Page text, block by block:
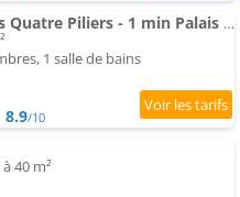
Appartement Les Quatre Piliers - 1 min Palais Jacques Cœur
1 salle de bains
8.9/10
40 m²